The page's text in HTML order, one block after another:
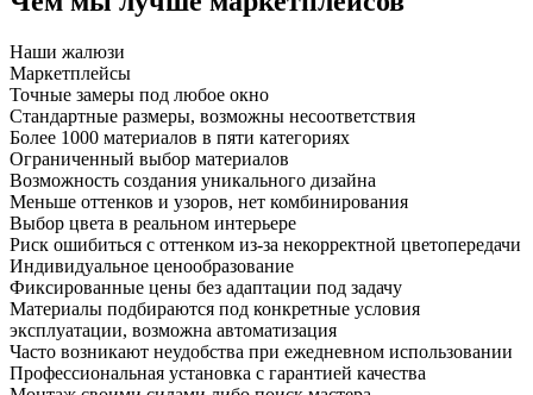
Наши жалюзи
Маркетплейсы
Точные замеры под любое окно
Стандартные размеры, возможны несоответствия
Более 1000 материалов в пяти категориях
Ограниченный выбор материалов
Возможность создания уникального дизайна
Меньше оттенков и узоров, нет комбинирования
Выбор цвета в реальном интерьере
Риск ошибиться с оттенком из-за некорректной цветопередачи
Индивидуальное ценообразование
Фиксированные цены без адаптации под задачу
Материалы подбираются под конкретные условия
эксплуатации, возможна автоматизация
Часто возникают неудобства при ежедневном использовании
Профессиональная установка с гарантией качества